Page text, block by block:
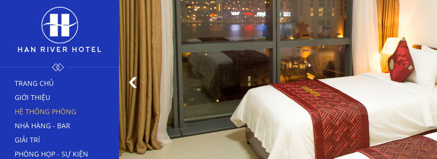
TRANG CHỦ
GIỚI THIỆU
HỆ THỐNG PHÒNG
NHÀ HÀNG - BAR
GIẢI TRÍ
PHÒNG HỌP - SỰ KIỆN